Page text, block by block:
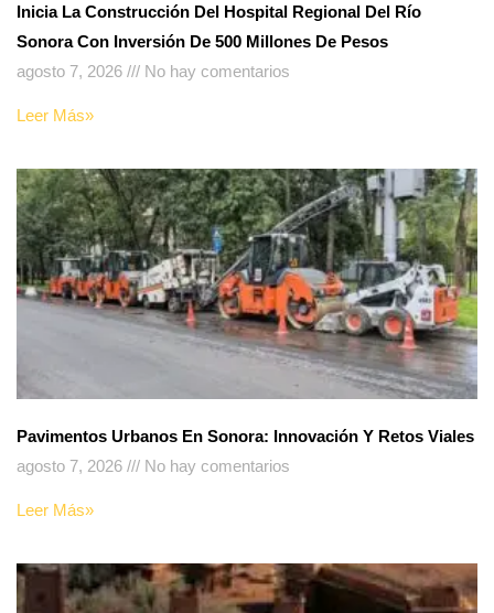
Inicia La Construcción Del Hospital Regional Del Río
Sonora Con Inversión De 500 Millones De Pesos
agosto 7, 2026
No hay comentarios
Leer Más»
Pavimentos Urbanos En Sonora: Innovación Y Retos Viales
agosto 7, 2026
No hay comentarios
Leer Más»